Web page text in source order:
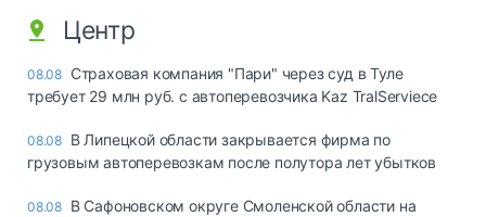
Центр
08.08 Страховая компания "Пари" через суд в Туле
требует 29 млн руб. с автоперевозчика Kaz TralServiece
08.08 В Липецкой области закрывается фирма по
грузовым автоперевозкам после полутора лет убытков
08.08 В Сафоновском округе Смоленской области на